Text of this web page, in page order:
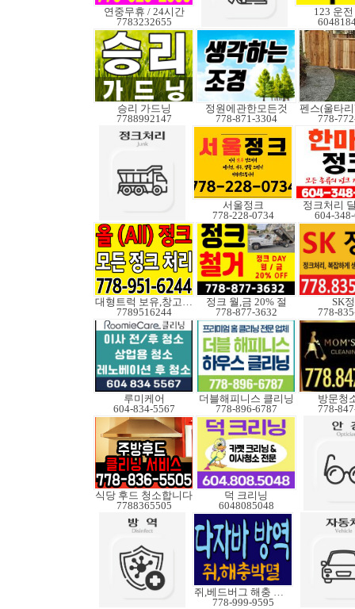
연중무휴 / 24시간
7783232655
123 운
승리 가드닝
7788992147
정원에관한모든것
778-871-3304
778-
서울정크
778-228-0734
정크처리
604-
대형트럭 보유,창고보관
7789516244
정크 월,금 20% 절
778-877-3632
SK
778-
루미케어
604-834-5567
더블해피니스 클리닝
778-896-6787
방문청
778-
식당 후드 청소합니다
7788365505
덕 크리닝
6048085048
쥐,베드버그 해충 박멸
778-999-9595